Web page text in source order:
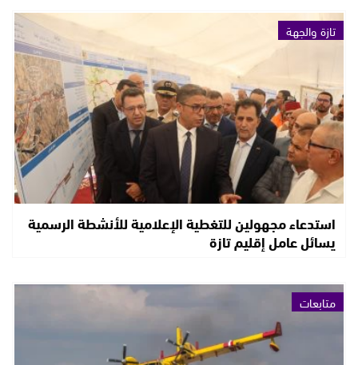
تازة والجهة
استدعاء مجهولين للتغطية الإعلامية للأنشطة الرسمية
يسائل عامل إقليم تازة
متابعات